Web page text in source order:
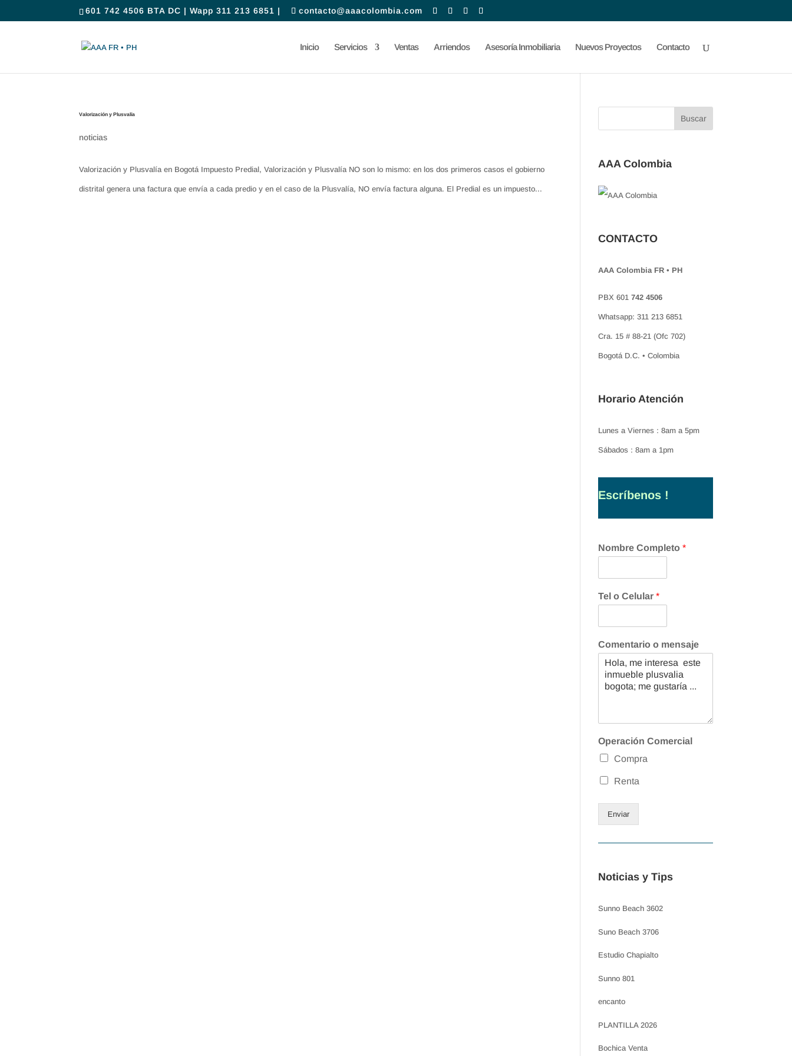
601 742 4506 BTA DC | Wapp 311 213 6851 | contacto@aaacolombia.com
Inicio Servicios Ventas Arriendos Asesoría Inmobiliaria Nuevos Proyectos Contacto
Valorización y Plusvalía
noticias
Valorización y Plusvalía en Bogotá Impuesto Predial, Valorización y Plusvalía NO son lo mismo: en los dos primeros casos el gobierno
distrital genera una factura que envía a cada predio y en el caso de la Plusvalía, NO envía factura alguna. El Predial es un impuesto...
AAA Colombia
CONTACTO
AAA Colombia FR • PH
PBX 601742 4506
Whatsapp: 311 213 6851
Cra. 15 # 88-21 (Ofc 702)
Bogotá D.C. • Colombia
Horario Atención
Lunes a Viernes : 8am a 5pm
Sábados : 8am a 1pm
Escríbenos !
Nombre Completo*
Tel o Celular*
Comentario o mensaje
Operación Comercial
Compra
Renta
Enviar
Noticias y Tips
Sunno Beach 3602
Suno Beach 3706
Estudio Chapialto
Sunno 801
encanto
PLANTILLA 2026
Bochica Venta